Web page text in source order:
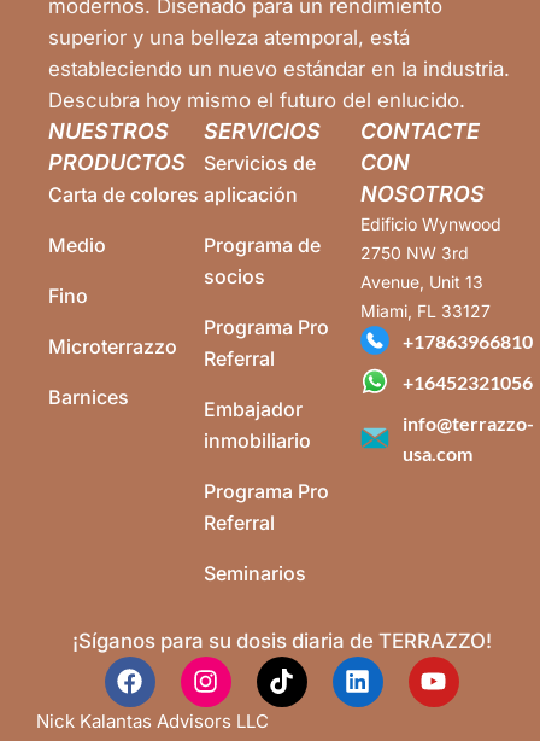
modernos. Diseñado para un rendimiento
superior y una belleza atemporal, está
estableciendo un nuevo estándar en la industria.
Descubra hoy mismo el futuro del enlucido.
NUESTROS
PRODUCTOS
Carta de colores
Medio
Fino
Microterrazzo
Barnices
SERVICIOS
Servicios de
aplicación
Programa de
socios
Programa Pro
Referral
Embajador
inmobiliario
Programa Pro
Referral
Seminarios
CONTACTE
CON
NOSOTROS
Edificio Wynwood
2750 NW 3rd
Avenue, Unit 13
Miami, FL 33127
+17863966810
+16452321056
info@terrazzo-
usa.com
¡Síganos para su dosis diaria de TERRAZZO!
Nick Kalantas Advisors LLC